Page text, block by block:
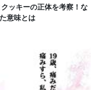
ッキーの正体を考察！な
意味とは